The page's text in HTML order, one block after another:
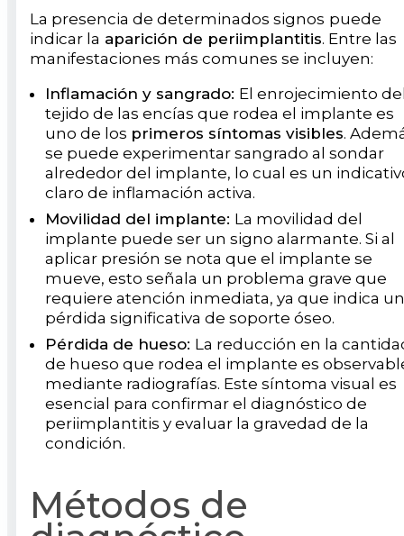
La presencia de determinados signos puede
indicar la aparición de periimplantitis. Entre las
manifestaciones más comunes se incluyen:
Inflamación y sangrado: El enrojecimiento
tejido de las encías que rodea el implante es
uno de los primeros síntomas visibles.
se puede experimentar sangrado al sondar
alrededor del implante, lo cual es un
claro de inflamación activa.
Movilidad del implante: La movilidad del
implante puede ser un signo alarmante. Si al
aplicar presión se nota que el implante se
mueve, esto señala un problema grave que
requiere atención inmediata, ya que indica
pérdida significativa de soporte óseo.
Pérdida de hueso: La reducción en la
de hueso que rodea el implante es
mediante radiografías. Este síntoma visual es
esencial para confirmar el diagnóstico de
periimplantitis y evaluar la gravedad de la
condición.
Métodos de